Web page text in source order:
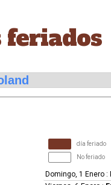
feriados
día feriado
No feriado
Domingo, 1 Enero :